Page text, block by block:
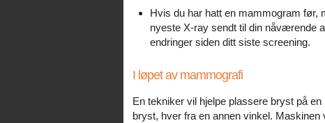
Hvis du har hatt en mammogram før,
nyeste X-ray sendt til din nåværende
endringer siden ditt siste screening.
I løpet av mammografi
En tekniker vil hjelpe plassere bryst på
bryst, hver fra en annen vinkel.